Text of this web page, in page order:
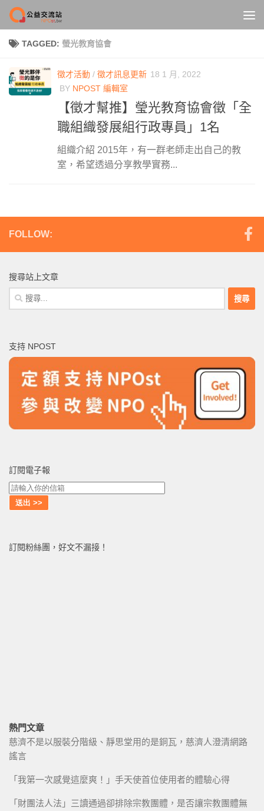
Skip to content
TAGGED: 螢光教育協會
徵才活動 / 徵才訊息更新 18 1 月, 2022
BY NPOST 編輯室
【徵才幫推】瑩光教育協會徵「全
職組織發展組行政專員」1名
組織介紹 2015年，有一群老師走出自己的教
室，希望透過分享教學實務...
FOLLOW:
搜尋站上文章
搜
尋
字:
支持 NPOST
訂閱電子報
訂閱粉絲團，好文不漏接！
熱門文章
慈濟不是以服裝分階級、靜思堂用的是銅瓦，慈濟人澄清網路
謠言
「我第一次感覺這麼爽！」手天使首位使用者的體驗心得
「財團法人法」三讀通過卻排除宗教團體，是否讓宗教團體無